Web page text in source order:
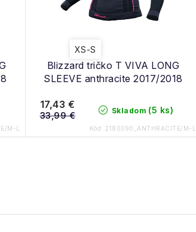
M-L
Blizzard tričko T VIVA LONG
SLEEVE anthracite 2017/2018
XS-S
Skladom (5 ks)
17,43 €
33,99 €
Kód: 2180390_ANTHRACITE/M-L